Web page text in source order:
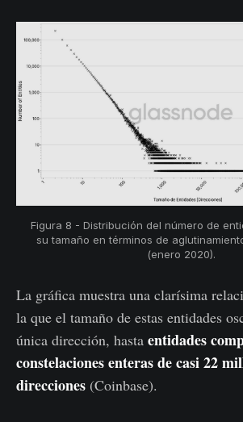
Figura 8 - Distribución del número de
su tamaño en términos de
(enero 2020).
La gráfica muestra una clarísima
la que el tamaño de estas entidades
única dirección, hasta entidades
constelaciones enteras de casi 22
direcciones (Coinbase).